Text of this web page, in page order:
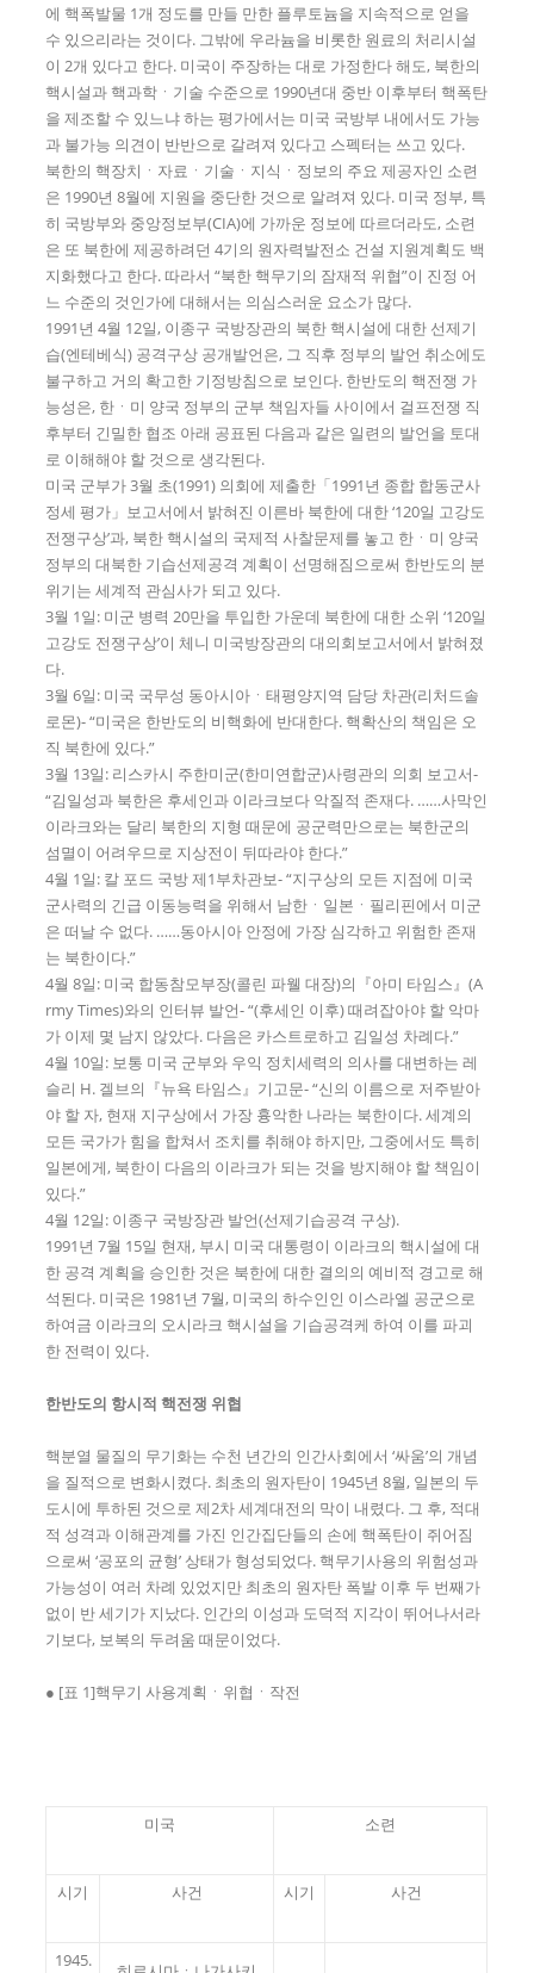
에 핵폭발물 1개 정도를 만들 만한 플루토늄을 지속적으로 얻을
수 있으리라는 것이다. 그밖에 우라늄을 비롯한 원료의 처리시설
이 2개 있다고 한다. 미국이 주장하는 대로 가정한다 해도, 북한의
핵시설과 핵과학ㆍ기술 수준으로 1990년대 중반 이후부터 핵폭탄
을 제조할 수 있느냐 하는 평가에서는 미국 국방부 내에서도 가능
과 불가능 의견이 반반으로 갈려져 있다고 스펙터는 쓰고 있다.
북한의 핵장치ㆍ자료ㆍ기술ㆍ지식ㆍ정보의 주요 제공자인 소련
은 1990년 8월에 지원을 중단한 것으로 알려져 있다. 미국 정부, 특
히 국방부와 중앙정보부(CIA)에 가까운 정보에 따르더라도, 소련
은 또 북한에 제공하려던 4기의 원자력발전소 건설 지원계획도 백
지화했다고 한다. 따라서 “북한 핵무기의 잠재적 위협”이 진정 어
느 수준의 것인가에 대해서는 의심스러운 요소가 많다.
1991년 4월 12일, 이종구 국방장관의 북한 핵시설에 대한 선제기
습(엔테베식) 공격구상 공개발언은, 그 직후 정부의 발언 취소에도
불구하고 거의 확고한 기정방침으로 보인다. 한반도의 핵전쟁 가
능성은, 한ㆍ미 양국 정부의 군부 책임자들 사이에서 걸프전쟁 직
후부터 긴밀한 협조 아래 공표된 다음과 같은 일련의 발언을 토대
로 이해해야 할 것으로 생각된다.
미국 군부가 3월 초(1991) 의회에 제출한「1991년 종합 합동군사
정세 평가」보고서에서 밝혀진 이른바 북한에 대한 ‘120일 고강도
전쟁구상’과, 북한 핵시설의 국제적 사찰문제를 놓고 한ㆍ미 양국
정부의 대북한 기습선제공격 계획이 선명해짐으로써 한반도의 분
위기는 세계적 관심사가 되고 있다.
3월 1일: 미군 병력 20만을 투입한 가운데 북한에 대한 소위 ‘120일
고강도 전쟁구상’이 체니 미국방장관의 대의회보고서에서 밝혀졌
다.
3월 6일: 미국 국무성 동아시아ㆍ태평양지역 담당 차관(리처드솔
로몬)- “미국은 한반도의 비핵화에 반대한다. 핵확산의 책임은 오
직 북한에 있다.”
3월 13일: 리스카시 주한미군(한미연합군)사령관의 의회 보고서-
“김일성과 북한은 후세인과 이라크보다 악질적 존재다. ……사막인
이라크와는 달리 북한의 지형 때문에 공군력만으로는 북한군의
섬멸이 어려우므로 지상전이 뒤따라야 한다.”
4월 1일: 칼 포드 국방 제1부차관보- “지구상의 모든 지점에 미국
군사력의 긴급 이동능력을 위해서 남한ㆍ일본ㆍ필리핀에서 미군
은 떠날 수 없다. ……동아시아 안정에 가장 심각하고 위험한 존재
는 북한이다.”
4월 8일: 미국 합동참모부장(콜린 파웰 대장)의『아미 타임스』(A
rmy Times)와의 인터뷰 발언- “(후세인 이후) 때려잡아야 할 악마
가 이제 몇 남지 않았다. 다음은 카스트로하고 김일성 차례다.”
4월 10일: 보통 미국 군부와 우익 정치세력의 의사를 대변하는 레
슬리 H. 겔브의『뉴욕 타임스』기고문- “신의 이름으로 저주받아
야 할 자, 현재 지구상에서 가장 흉악한 나라는 북한이다. 세계의
모든 국가가 힘을 합쳐서 조치를 취해야 하지만, 그중에서도 특히
일본에게, 북한이 다음의 이라크가 되는 것을 방지해야 할 책임이
있다.”
4월 12일: 이종구 국방장관 발언(선제기습공격 구상).
1991년 7월 15일 현재, 부시 미국 대통령이 이라크의 핵시설에 대
한 공격 계획을 승인한 것은 북한에 대한 결의의 예비적 경고로 해
석된다. 미국은 1981년 7월, 미국의 하수인인 이스라엘 공군으로
하여금 이라크의 오시라크 핵시설을 기습공격케 하여 이를 파괴
한 전력이 있다.
한반도의 항시적 핵전쟁 위협
핵분열 물질의 무기화는 수천 년간의 인간사회에서 ‘싸움’의 개념
을 질적으로 변화시켰다. 최초의 원자탄이 1945년 8월, 일본의 두
도시에 투하된 것으로 제2차 세계대전의 막이 내렸다. 그 후, 적대
적 성격과 이해관계를 가진 인간집단들의 손에 핵폭탄이 쥐어짐
으로써 ‘공포의 균형’ 상태가 형성되었다. 핵무기사용의 위험성과
가능성이 여러 차례 있었지만 최초의 원자탄 폭발 이후 두 번째가
없이 반 세기가 지났다. 인간의 이성과 도덕적 지각이 뛰어나서라
기보다, 보복의 두려움 때문이었다.
● [표 1]핵무기 사용계획ㆍ위협ㆍ작전
미국 소련
시기 사건 시기 사건
1945.